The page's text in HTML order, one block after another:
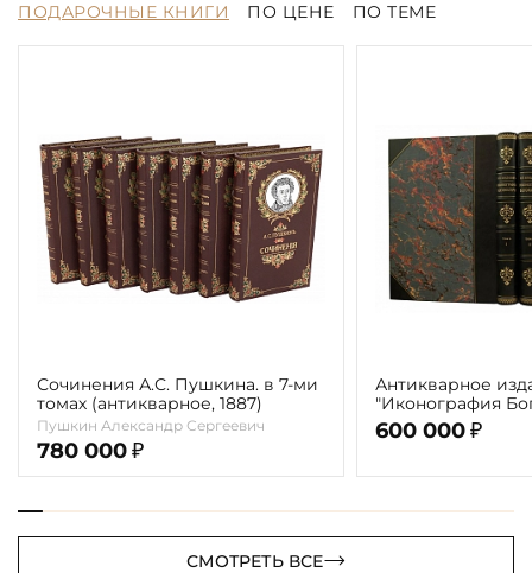
ПОДАРОЧНЫЕ КНИГИ ПО ЦЕНЕ ПО ТЕМЕ
Сочинения А.С. Пушкина. в 7-ми
томах (антикварное, 1887)
Пушкин Александр Сергеевич
780 000 ₽
Антикварное
"Иконография
г. (в 2-х томах с
автора)
600 000 ₽
СМОТРЕТЬ ВСЕ